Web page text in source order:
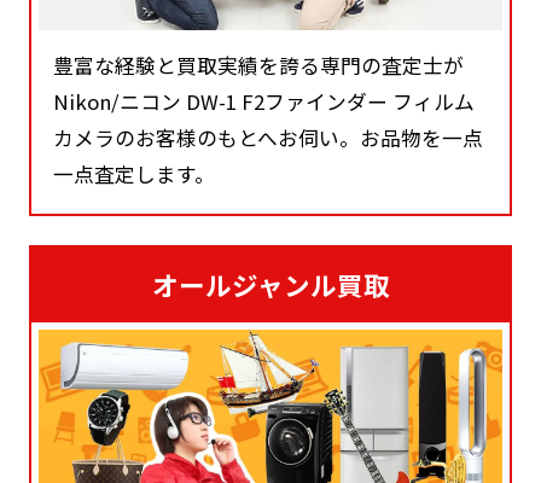
豊富な経験と買取実績を誇る専門の査定士が
Nikon/ニコン DW-1 F2ファインダー フィルム
カメラのお客様のもとへお伺い。お品物を一点
一点査定します。
オールジャンル買取